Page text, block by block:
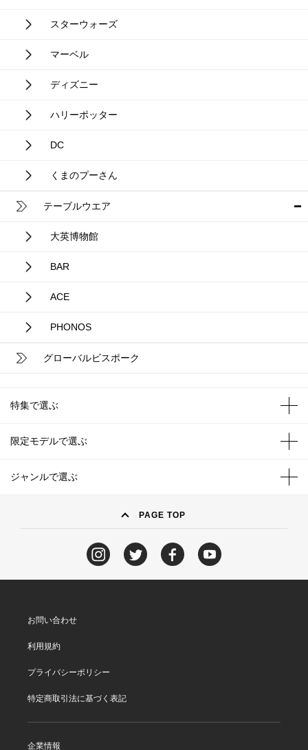
スターウォーズ
マーベル
ディズニー
ハリーポッター
DC
くまのプーさん
テーブルウエア
大英博物館
BAR
ACE
PHONOS
グローバルビスポーク
特集で選ぶ
限定モデルで選ぶ
ジャンルで選ぶ
PAGE TOP
お問い合わせ
利用規約
プライバシーポリシー
特定商取引法に基づく表記
企業情報